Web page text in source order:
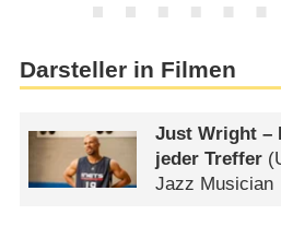
Darsteller in Filmen
Just Wright –
jeder Treffer (
Jazz Musician